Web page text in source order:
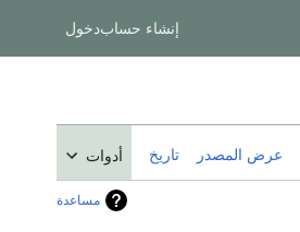
إنشاء حسابدخول
عرض المصدر تاريخ أدوات
مساعدة